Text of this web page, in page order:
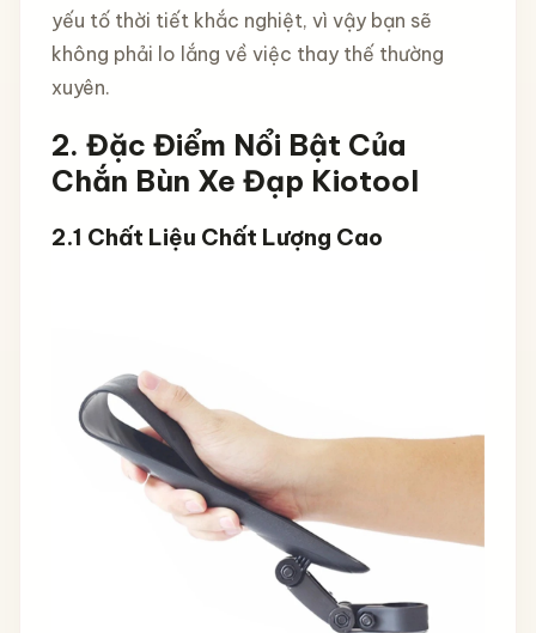
yếu tố thời tiết khắc nghiệt, vì vậy bạn sẽ
không phải lo lắng về việc thay thế thường
xuyên.
2. Đặc Điểm Nổi Bật Của
Chắn Bùn Xe Đạp Kiotool
2.1 Chất Liệu Chất Lượng Cao